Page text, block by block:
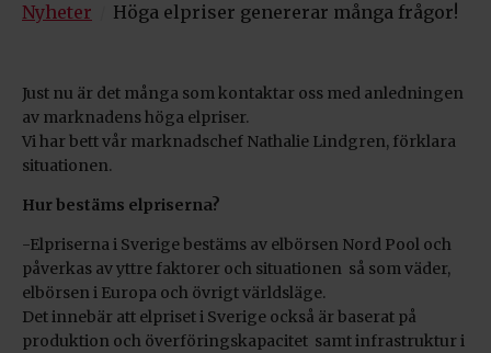
Nyheter Höga elpriser genererar många frågor!
Just nu är det många som kontaktar oss med anledningen
av marknadens höga elpriser.
Vi har bett vår marknadschef Nathalie Lindgren, förklara
situationen.
Hur bestäms elpriserna?
-Elpriserna i Sverige bestäms av elbörsen Nord Pool och
påverkas av yttre faktorer och situationen så som väder,
elbörsen i Europa och övrigt världsläge.
Det innebär att elpriset i Sverige också är baserat på
produktion och överföringskapacitet samt infrastruktur i